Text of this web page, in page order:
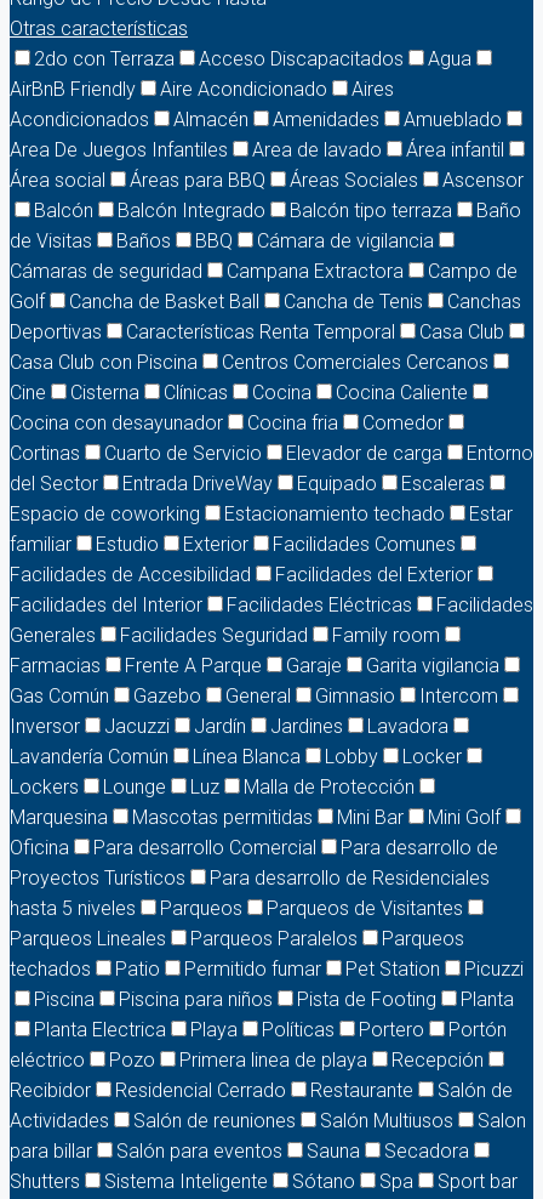
Otras características
2do con Terraza
Acceso Discapacitados
Agua
AirBnB Friendly
Aire Acondicionado
Aires
Acondicionados
Almacén Amenidades
Amueblado
Area De Juegos Infantiles
Area de lavado
Área infantil
Área social
Áreas para BBQ Áreas Sociales
Ascensor
Balcón
Balcón Integrado Balcón tipo terraza
Baño
de Visitas
Baños BBQ
Cámara de vigilancia
Cámaras de seguridad
Campana Extractora
Campo de
Golf
Cancha de Basket Ball Cancha de Tenis
Canchas
Deportivas
Características Renta Temporal
Casa Club
Casa Club con Piscina
Centros Comerciales Cercanos
Cine
Cisterna Clínicas Cocina
Cocina Caliente
Cocina con desayunador
Cocina fria
Comedor
Cortinas
Cuarto de Servicio Elevador de carga
Entorno
del Sector
Entrada DriveWay Equipado
Escaleras
Espacio de coworking
Estacionamiento techado
Estar
familiar
Estudio Exterior
Facilidades Comunes
Facilidades de Accesibilidad
Facilidades del Exterior
Facilidades del Interior
Facilidades Eléctricas
Facilidades
Generales
Facilidades Seguridad
Family room
Farmacias
Frente A Parque Garaje
Garita vigilancia
Gas Común
Gazebo General Gimnasio
Intercom
Inversor
Jacuzzi Jardín Jardines
Lavadora
Lavandería Común
Línea Blanca Lobby
Locker
Lockers
Lounge Luz
Malla de Protección
Marquesina
Mascotas permitidas Mini Bar
Mini Golf
Oficina
Para desarrollo Comercial
Para desarrollo de
Proyectos Turísticos
Para desarrollo de Residenciales
hasta 5 niveles
Parqueos
Parqueos de Visitantes
Parqueos Lineales
Parqueos Paralelos
Parqueos
techados
Patio Permitido fumar Pet Station
Picuzzi
Piscina
Piscina para niños Pista de Footing
Planta
Planta Electrica
Playa Políticas Portero
Portón
eléctrico
Pozo Primera linea de playa
Recepción
Recibidor
Residencial Cerrado Restaurante
Salón de
Actividades
Salón de reuniones Salón Multiusos
Salon
para billar
Salón para eventos Sauna
Secadora
Shutters
Sistema Inteligente Sótano Spa
Sport bar